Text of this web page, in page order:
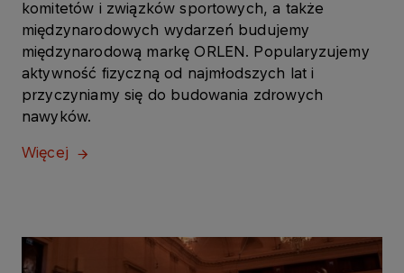
komitetów i związków sportowych, a także
międzynarodowych wydarzeń budujemy
międzynarodową markę ORLEN. Popularyzujemy
aktywność fizyczną od najmłodszych lat i
przyczyniamy się do budowania zdrowych
nawyków.
Więcej